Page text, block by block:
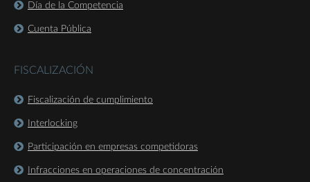
Día de la Competencia
Cuenta Pública
FISCALIZACIÓN
Fiscalización de cumplimiento
Interlocking
Participación en empresas competidoras
Infracciones en operaciones de concentración